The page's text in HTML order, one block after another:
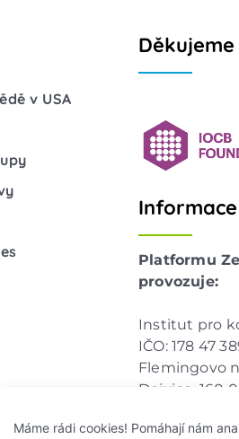
Máme rádi cookies! Pomáhají nám
v USA
Informace
Platformu
provozuje:
Institut pro
IČO: 178 47
Flemingovo
Dejvice, 160